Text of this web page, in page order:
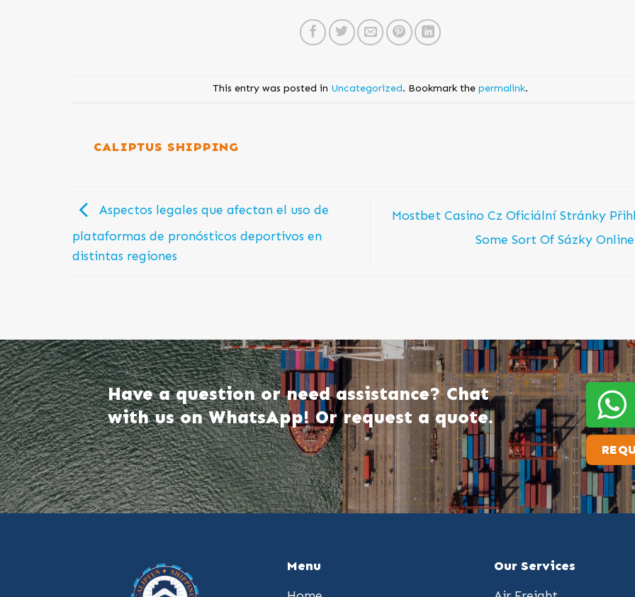
This entry was posted in Uncategorized. Bookmark the permalink.
CALIPTUS SHIPPING
Aspectos legales que afectan el uso de
plataformas de pronósticos deportivos en
distintas regiones
Mostbet Casino Cz Oficiální Stránky
Some Sort Of Sázky
Have a question or need assistance? Chat
with us on WhatsApp! Or request a quote.
Menu
Our Services